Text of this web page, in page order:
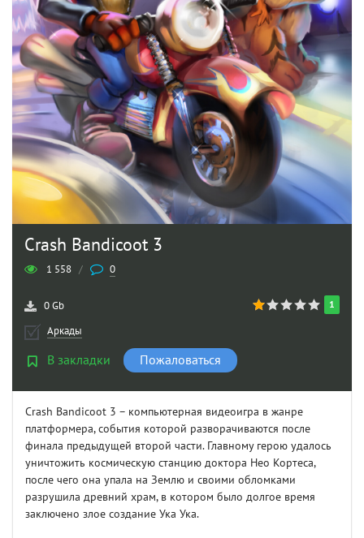
Crash Bandicoot 3
1 558 / 0
1
0 Gb
Аркады
В закладки Пожаловаться
Crash Bandicoot 3 – компьютерная видеоигра в жанре
платформера, события которой разворачиваются после
финала предыдущей второй части. Главному герою удалось
уничтожить космическую станцию доктора Нео Кортеса,
после чего она упала на Землю и своими обломками
разрушила древний храм, в котором было долгое время
заключено злое создание Ука Ука.